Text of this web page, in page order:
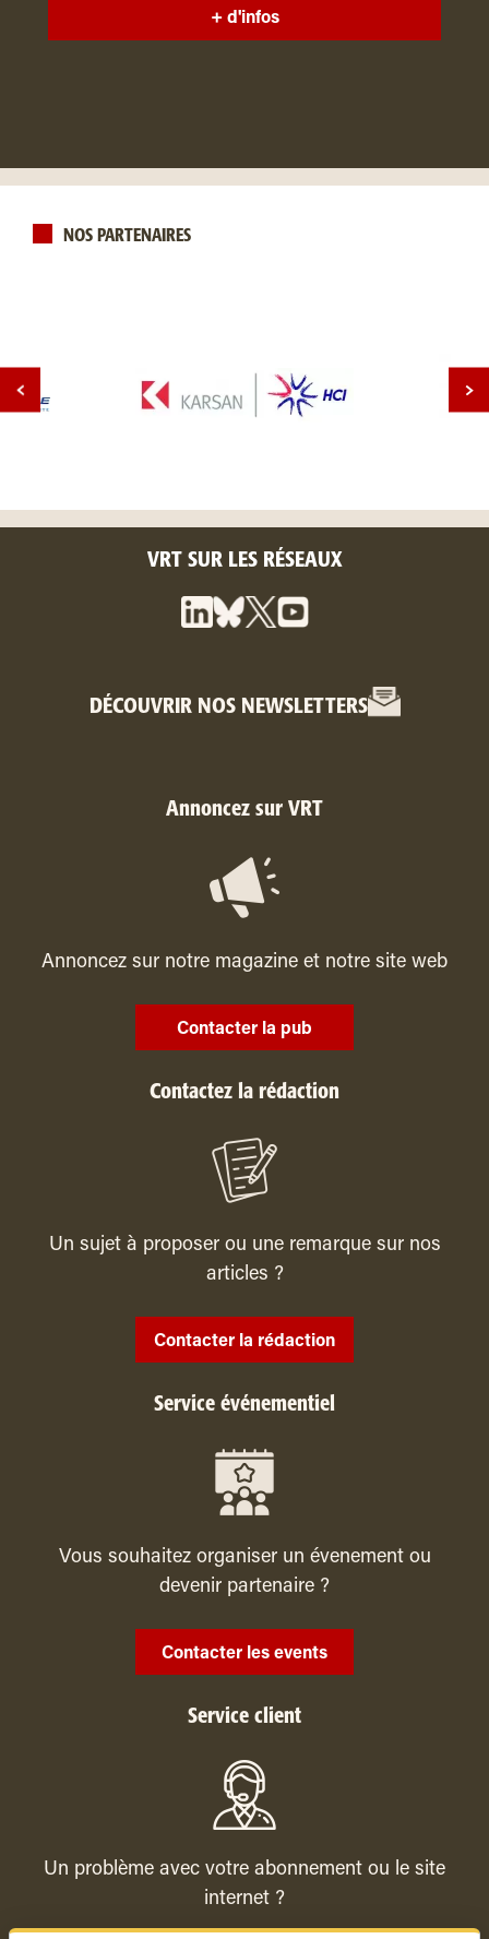
+ d'infos
NOS PARTENAIRES
VRT SUR LES RÉSEAUX
DÉCOUVRIR NOS NEWSLETTERS
Annoncez sur VRT
Annoncez sur notre magazine et notre site web
Contacter la pub
Contactez la rédaction
Un sujet à proposer ou une remarque sur nos
articles ?
Contacter la rédaction
Service événementiel
Vous souhaitez organiser un évenement ou
devenir partenaire ?
Contacter les events
Service client
Un problème avec votre abonnement ou le site
internet ?